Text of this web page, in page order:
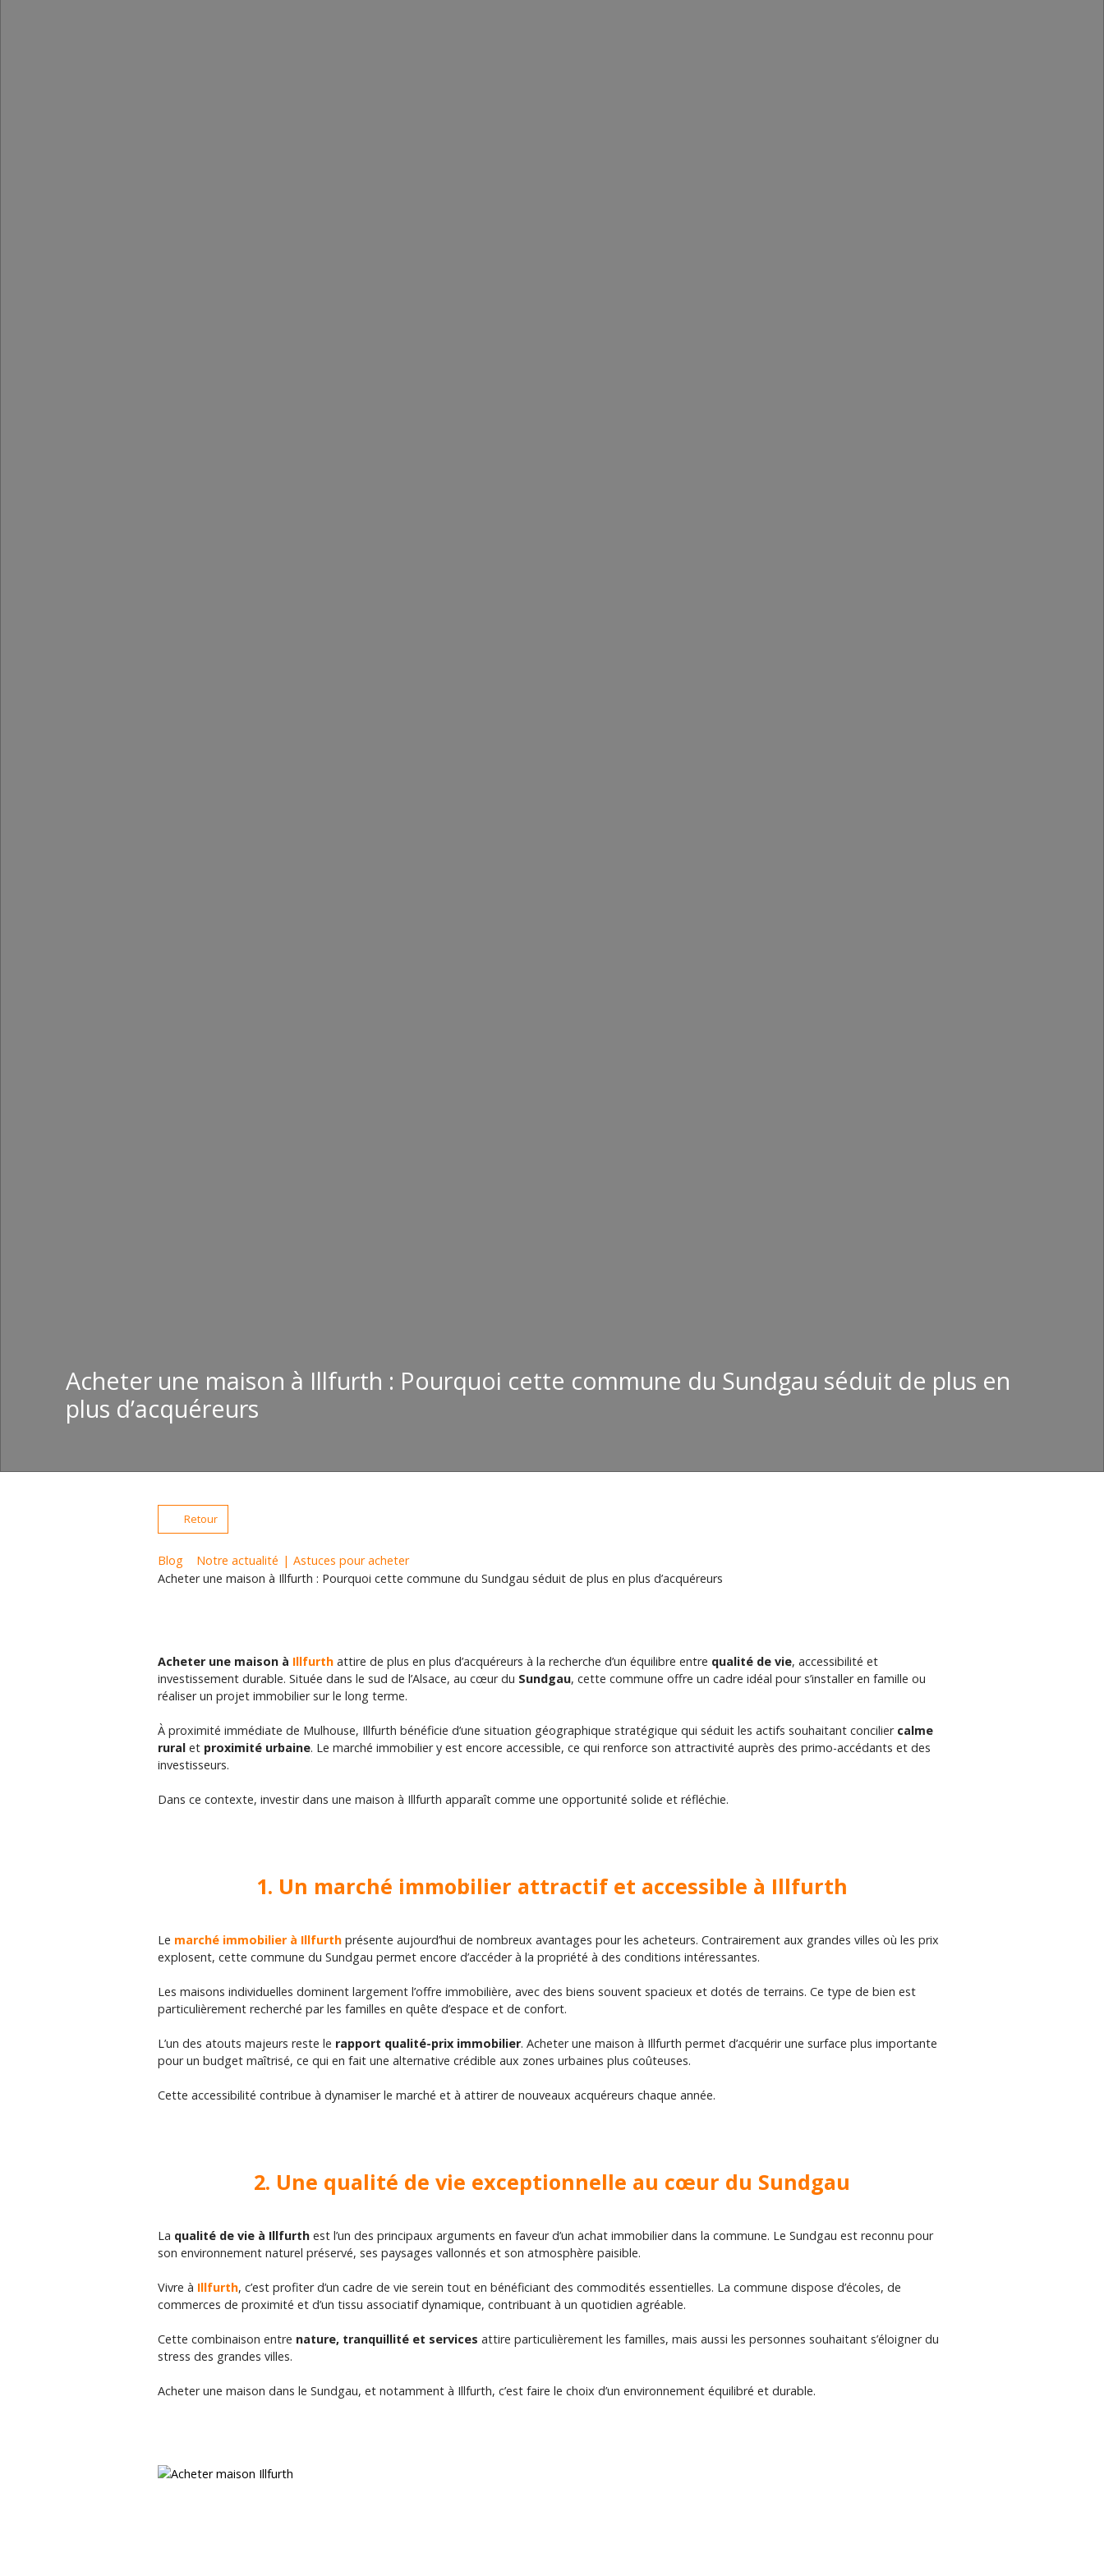
Acheter une maison à Illfurth : Pourquoi cette commune du Sundgau séduit de plus en
plus d’acquéreurs
Retour
Blog Notre actualité | Astuces pour acheter
Acheter une maison à Illfurth : Pourquoi cette commune du Sundgau séduit de plus en plus d’acquéreurs
Acheter une maison à Illfurth attire de plus en plus d’acquéreurs à la recherche d’un équilibre entre qualité de vie, accessibilité et
investissement durable. Située dans le sud de l’Alsace, au cœur du Sundgau, cette commune offre un cadre idéal pour s’installer en famille ou
réaliser un projet immobilier sur le long terme.
À proximité immédiate de Mulhouse, Illfurth bénéficie d’une situation géographique stratégique qui séduit les actifs souhaitant concilier calme
rural et proximité urbaine. Le marché immobilier y est encore accessible, ce qui renforce son attractivité auprès des primo-accédants et des
investisseurs.
Dans ce contexte, investir dans une maison à Illfurth apparaît comme une opportunité solide et réfléchie.
1. Un marché immobilier attractif et accessible à Illfurth
Le marché immobilier à Illfurth présente aujourd’hui de nombreux avantages pour les acheteurs. Contrairement aux grandes villes où les prix
explosent, cette commune du Sundgau permet encore d’accéder à la propriété à des conditions intéressantes.
Les maisons individuelles dominent largement l’offre immobilière, avec des biens souvent spacieux et dotés de terrains. Ce type de bien est
particulièrement recherché par les familles en quête d’espace et de confort.
L’un des atouts majeurs reste le rapport qualité-prix immobilier. Acheter une maison à Illfurth permet d’acquérir une surface plus importante
pour un budget maîtrisé, ce qui en fait une alternative crédible aux zones urbaines plus coûteuses.
Cette accessibilité contribue à dynamiser le marché et à attirer de nouveaux acquéreurs chaque année.
2. Une qualité de vie exceptionnelle au cœur du Sundgau
La qualité de vie à Illfurth est l’un des principaux arguments en faveur d’un achat immobilier dans la commune. Le Sundgau est reconnu pour
son environnement naturel préservé, ses paysages vallonnés et son atmosphère paisible.
Vivre à Illfurth, c’est profiter d’un cadre de vie serein tout en bénéficiant des commodités essentielles. La commune dispose d’écoles, de
commerces de proximité et d’un tissu associatif dynamique, contribuant à un quotidien agréable.
Cette combinaison entre nature, tranquillité et services attire particulièrement les familles, mais aussi les personnes souhaitant s’éloigner du
stress des grandes villes.
Acheter une maison dans le Sundgau, et notamment à Illfurth, c’est faire le choix d’un environnement équilibré et durable.